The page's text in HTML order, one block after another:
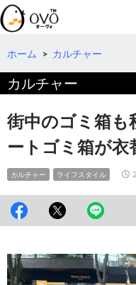
検
索
コ
テ
ツ
へ
動
ホーム > カルチャー
カルチャー
街中のゴミ箱
ートゴミ箱が衣
カルチャー ライフスタイル